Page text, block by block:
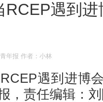
RCEP遇到
年报 作者：小林
遇到进博会
，责任编辑：